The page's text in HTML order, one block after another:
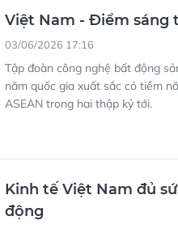
Việt Nam - Điểm sáng
03/06/2026 17:16
Tập đoàn công nghệ bất động
năm quốc gia xuất sắc có tiềm
ASEAN trong hai thập kỷ tới.
Kinh tế Việt Nam đủ
động